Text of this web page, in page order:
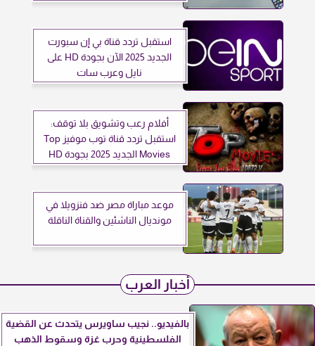
استقبل تردد قناة بي إن سبورت
الجديد 2025 الآن بجودة HD على
نايل وعرب سات
أفلام رعب وتشويق بلا توقف:
استقبل تردد قناة توب موفيز Top
Movies الجديد 2025 بجودة HD
موعد مباراة مصر ضد فنزويلا في
مونديال الناشئين والقناة الناقلة
أخبار العرب
بالفيديو.. نجيب ساويرس يتحدث عن القضية
الفلسطينية وحرب غزة وسقوط الذهب